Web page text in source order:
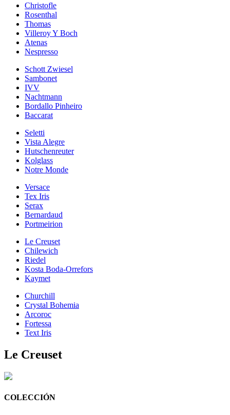
Christofle
Rosenthal
Thomas
Villeroy Y Boch
Atenas
Nespresso
Schott Zwiesel
Sambonet
IVV
Nachtmann
Bordallo Pinheiro
Baccarat
Seletti
Vista Alegre
Hutschenreuter
Kolglass
Notre Monde
Versace
Tex Iris
Serax
Bernardaud
Portmeirion
Le Creuset
Chilewich
Riedel
Kosta Boda-Orrefors
Kaymet
Churchill
Crystal Bohemia
Arcoroc
Fortessa
Text Iris
Le Creuset
COLECCIÓN